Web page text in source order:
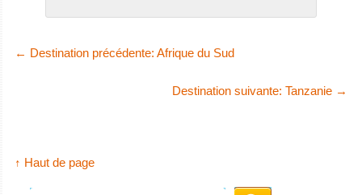
← Destination précédente: Afrique du Sud
Destination suivante: Tanzanie →
↑ Haut de page